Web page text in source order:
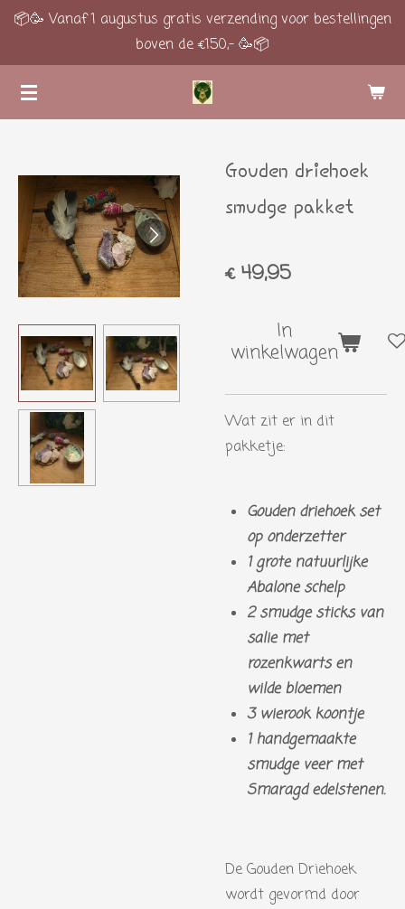
Ga
de
hoofdinhoud
📦🥳 Vanaf 1 augustus gratis verzending voor bestellingen
boven de €150,- 🥳📦
Gouden driehoek
smudge pakket
€ 49,95
In
winkelwagen
Wat zit er in dit
pakketje:
Gouden driehoek set
op onderzetter
1 grote natuurlijke
Abalone schelp
2 smudge sticks van
salie met
rozenkwarts en
wilde bloemen
3 wierook koontje
1 handgemaakte
smudge veer met
Smaragd edelstenen.
De Gouden Driehoek
wordt gevormd door